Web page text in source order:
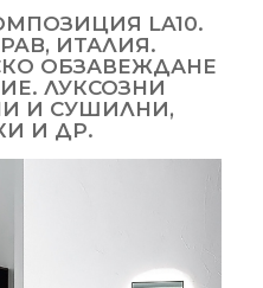
LA10.
ИТАЛИЯ.
ОБЗАВЕЖДАНЕ
ЛУКСОЗНИ
И СУШИЛНИ,
И ДР.